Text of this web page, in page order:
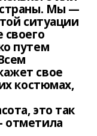
Мы —
ситуации
своего
путем
свое
костюмах,
это так
отметила